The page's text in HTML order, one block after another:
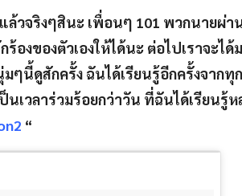
ล้วจริงๆสินะ เพื่อนๆ 101 พวกนายผ่า
องของตัวเองให้ได้นะ ต่อไปเราจะไ
ๆนี้ดูสักครั้ง ฉันได้เรียนรู้อีกครั้งจาก
เวลาร่วมร้อยกว่าวัน ที่ฉันได้เรียนรู้ห
“